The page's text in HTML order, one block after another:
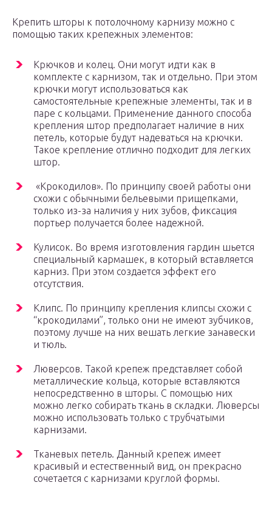
Крепить шторы к потолочному карнизу можно с
помощью таких крепежных элементов:
Крючков и колец. Они могут идти как в
комплекте с карнизом, так и отдельно. При этом
крючки могут использоваться как
самостоятельные крепежные элементы, так и в
паре с кольцами. Применение данного способа
крепления штор предполагает наличие в них
петель, которые будут надеваться на крючки.
Такое крепление отлично подходит для легких
штор.
«Крокодилов». По принципу своей работы они
схожи с обычными бельевыми прищепками,
только из-за наличия у них зубов, фиксация
портьер получается более надежной.
Кулисок. Во время изготовления гардин шьется
специальный кармашек, в который вставляется
карниз. При этом создается эффект его
отсутствия.
Клипс. По принципу крепления клипсы схожи с
“крокодилами”, только они не имеют зубчиков,
поэтому лучше на них вешать легкие занавески
и тюль.
Люверсов. Такой крепеж представляет собой
металлические кольца, которые вставляются
непосредственно в шторы. С помощью них
можно легко собирать ткань в складки. Люверсы
можно использовать только с трубчатыми
карнизами.
Тканевых петель. Данный крепеж имеет
красивый и естественный вид, он прекрасно
сочетается с карнизами круглой формы.